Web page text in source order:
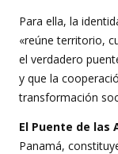
Para ella, la
«reúne territorio,
el verdadero
y que la
transformación
El Puente de las
Panamá,